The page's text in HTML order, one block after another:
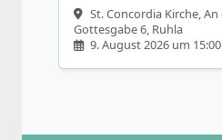
St. Concordia Kirche, An
Gottesgabe 6, Ruhla
9. August 2026 um 15:00